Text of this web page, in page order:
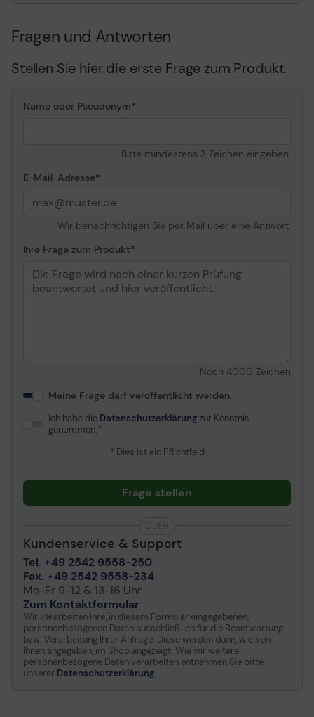
Fragen und Antworten
Stellen Sie hier die erste Frage zum Produkt.
Name oder Pseudonym
Bitte mindestens 3 Zeichen eingeben.
E-Mail-Adresse
Wir benachrichtigen Sie per Mail über eine Antwort.
Ihre Frage zum Produkt
Noch 4000 Zeichen
Meine Frage darf veröffentlicht werden.
Ich habe die Datenschutzerklärungzur Kenntnis
genommen.
* Dies ist ein Pflichtfeld
Frage stellen
Kundenservice & Support
Tel. +49 2542 9558-250
Fax. +49 2542 9558-234
Mo-Fr 9-12 & 13-16 Uhr
Zum Kontaktformular
Wir verarbeiten Ihre, in diesem Formular eingegebenen,
personenbezogenen Daten ausschließlich für die Beantwortung
bzw. Verarbeitung Ihrer Anfrage. Diese werden dann, wie von
Ihnen angegeben, im Shop angezeigt. Wie wir weitere
personenbezogene Daten verarbeiten entnehmen Sie bitte
unserer Datenschutzerklärung.